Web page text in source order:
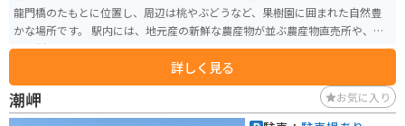
龍門橋のたもとに位置し、周辺は桃やぶどうなど、果樹園に囲まれた自然豊
かな場所です。 駅内には、地元産の新鮮な農産物が並ぶ農産物直売所や、地
元食材を使った料理が楽しめるレストラン、軽食コーナーがあります。 龍門
橋を一望できる展望台からは、雄大な紀の川の流れと周囲の山々が織りなす
絶景を楽しむことができます。 バイクで訪れる際には、道の駅に隣接する
「龍門山グリーンベルト」内にある駐車場がおすすめです。広々とした駐車
場からは、道の駅と龍門橋を一望することができます。 周辺には、世界遺産
詳しく見る
潮岬 お気に入り